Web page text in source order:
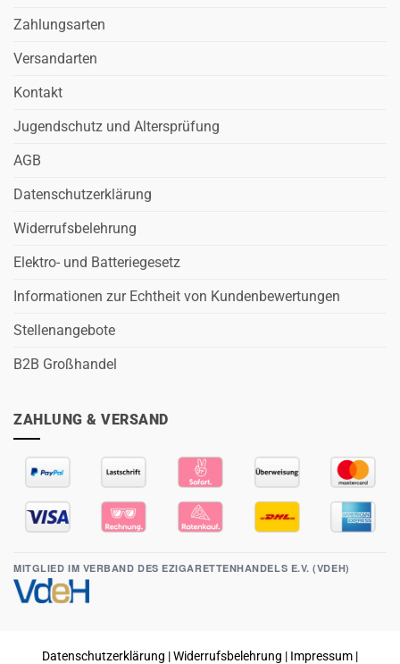
Zahlungsarten
Versandarten
Kontakt
Jugendschutz und Altersprüfung
AGB
Datenschutzerklärung
Widerrufsbelehrung
Elektro- und Batteriegesetz
Informationen zur Echtheit von Kundenbewertungen
Stellenangebote
B2B Großhandel
ZAHLUNG & VERSAND
MITGLIED IM VERBAND DES EZIGARETTENHANDELS E.V. (VDEH)
Datenschutzerklärung |Widerrufsbelehrung | Impressum |